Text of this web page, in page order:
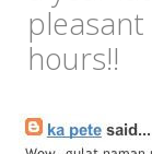
hours!!